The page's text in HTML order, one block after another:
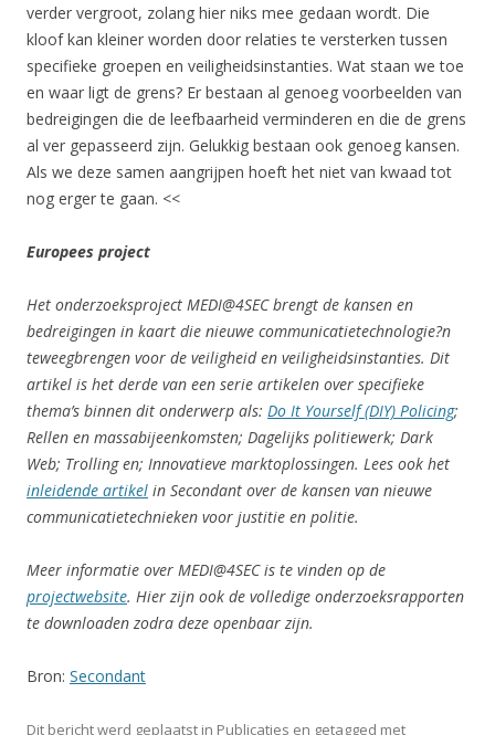
verder vergroot, zolang hier niks mee gedaan wordt. Die
kloof kan kleiner worden door relaties te versterken tussen
specifieke groepen en veiligheidsinstanties. Wat staan we toe
en waar ligt de grens? Er bestaan al genoeg voorbeelden van
bedreigingen die de leefbaarheid verminderen en die de grens
al ver gepasseerd zijn. Gelukkig bestaan ook genoeg kansen.
Als we deze samen aangrijpen hoeft het niet van kwaad tot
nog erger te gaan. <<
Europees project
Het onderzoeksproject MEDI@4SEC brengt de kansen en
bedreigingen in kaart die nieuwe communicatietechnologie?n
teweegbrengen voor de veiligheid en veiligheidsinstanties. Dit
artikel is het derde van een serie artikelen over specifieke
thema’s binnen dit onderwerp als: Do It Yourself (DIY) Policing;
Rellen en massabijeenkomsten; Dagelijks politiewerk; Dark
Web; Trolling en; Innovatieve marktoplossingen. Lees ook het
inleidende artikel in Secondant over de kansen van nieuwe
communicatietechnieken voor justitie en politie.
Meer informatie over MEDI@4SEC is te vinden op de
projectwebsite. Hier zijn ook de volledige onderzoeksrapporten
te downloaden zodra deze openbaar zijn.
Bron: Secondant
Dit bericht werd geplaatst in Publicaties en getagged met